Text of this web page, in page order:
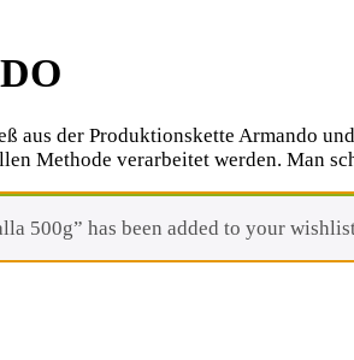
aus der Produktionskette Armando
Methode verarbeitet werden. Man
500g” has been added to your